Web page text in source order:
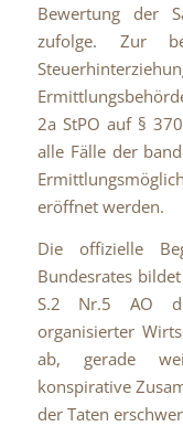
Bewertung der
zufolge. Zur
2a StPO auf §
alle Fälle der
eröffnet werden.
Die offizielle
Bundesrates
S.2 Nr.5 AO
organisierter
ab, gerade
konspirative
der Taten